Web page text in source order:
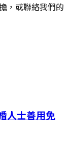
，或聯絡我們的
人士善用免